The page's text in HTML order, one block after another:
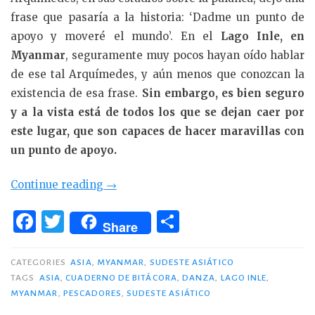
frase que pasaría a la historia: ‘Dadme un punto de
apoyo y moveré el mundo’. En el Lago Inle, en
Myanmar, seguramente muy pocos hayan oído hablar
de ese tal Arquímedes, y aún menos que conozcan la
existencia de esa frase. Sin embargo, es bien seguro
y a la vista está de todos los que se dejan caer por
este lugar, que son capaces de hacer maravillas con
un punto de apoyo.
Continue reading «La
del
Inle»
→
F
c
e
T
w
it
te
Share
m
p
CATEGORIES ASIA MYANMAR
SUDESTE ASIÁTICO
TAGS
ASIA ,CUADERNO DE BITÁCORA ,DANZA LAGO INLE
MYANMAR
PESCADORES SUDESTE ASIÁTICO